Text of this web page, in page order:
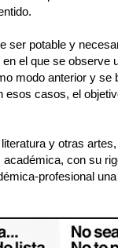
ser potable y
el que se observe
modo anterior y se
esos casos, el
y otras
con su
profesional